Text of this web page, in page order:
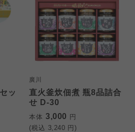
ッ
廣川
直火釜炊佃煮 瓶8品詰合
せ D-30
本体 3,000 円
(税込 3,240 円)